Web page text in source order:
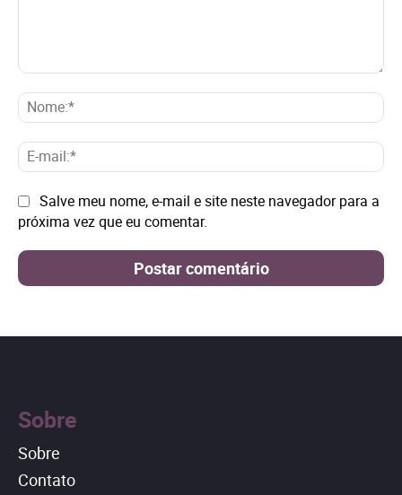
E-
Site: Salve meu nome, e-mail e site neste navegador para a
próxima vez que eu comentar.
Sobre
Sobre
Contato